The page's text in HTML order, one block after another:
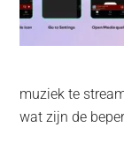
muziek te
wat zijn de